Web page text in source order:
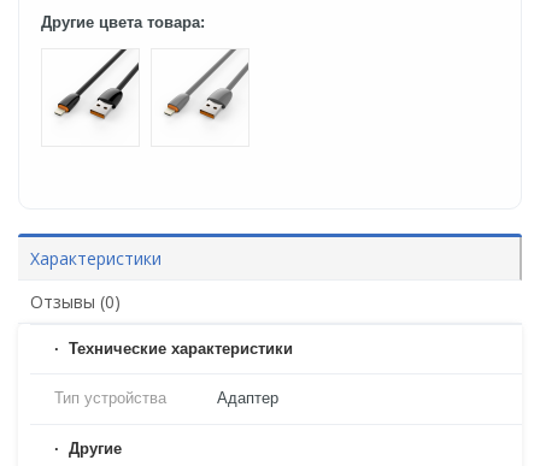
Другие цвета товара:
Характеристики
Отзывы (0)
Технические характеристики
Тип устройства Адаптер
Другие